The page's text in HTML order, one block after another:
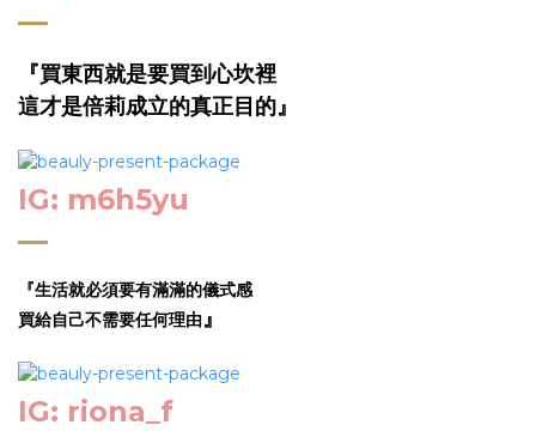
『買東西就是要買到心坎裡
這才是倍莉成立的真正目的』
IG: m6h5yu
『生活就必須要有滿滿的儀式感
買給自己不需要任何理由』
IG: riona_f